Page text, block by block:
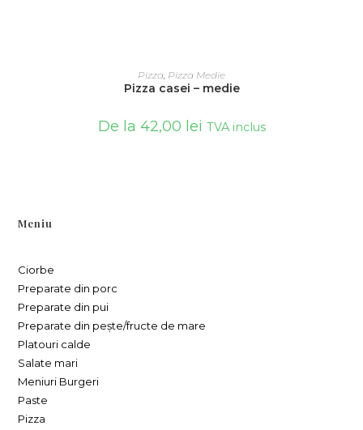
SELECTEAZĂ OPȚIUNILE
Pizza Pizza Medie
Pizza casei – medie
De la 42,00 lei TVA inclus
Meniu
Ciorbe
Preparate din porc
Preparate din pui
Preparate din pește/fructe de mare
Platouri calde
Salate mari
Meniuri Burgeri
Paste
Pizza